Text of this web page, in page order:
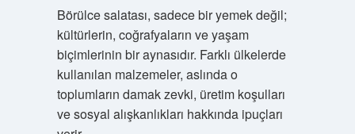
Börülce salatası, sadece bir yemek değil;
kültürlerin, coğrafyaların ve yaşam
biçimlerinin bir aynasıdır. Farklı ülkelerde
kullanılan malzemeler, aslında o
toplumların damak zevki, üretim koşulları
ve sosyal alışkanlıkları hakkında ipuçları